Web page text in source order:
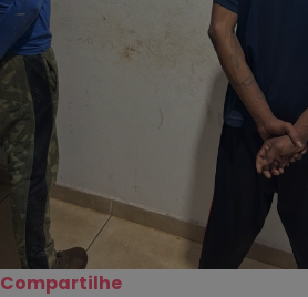
Compartilhe